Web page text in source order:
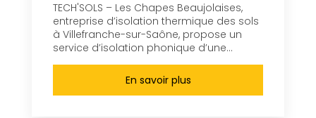
TECH'SOLS – Les Chapes Beaujolaises,
entreprise d’isolation thermique des sols
à Villefranche-sur-Saône, propose un
service d’isolation phonique d’une...
En savoir plus